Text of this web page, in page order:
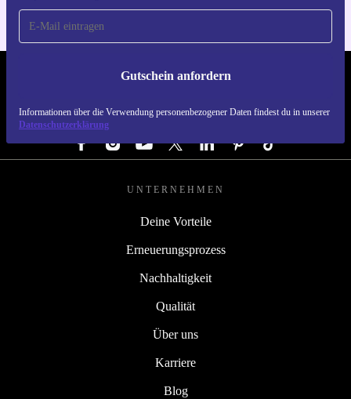
Gutschein anfordern
Informationen über die Verwendung personenbezogener Daten findest du in unserer
Datenschutzerklärung
REFURBED ÖSTERREICH - RETHINK NEW.
FOLGE UNS
UNTERNEHMEN
Deine Vorteile
Erneuerungsprozess
Nachhaltigkeit
Qualität
Über uns
Karriere
Blog